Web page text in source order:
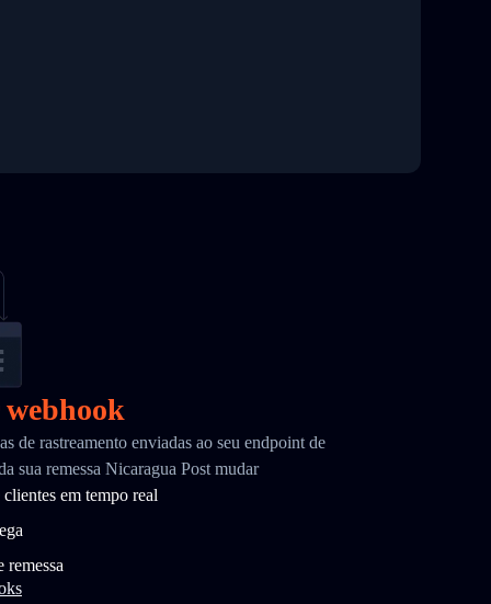
de rastreamento enviadas ao seu endpoint de
sua remessa Nicaragua Post mudar
em tempo real
remessa